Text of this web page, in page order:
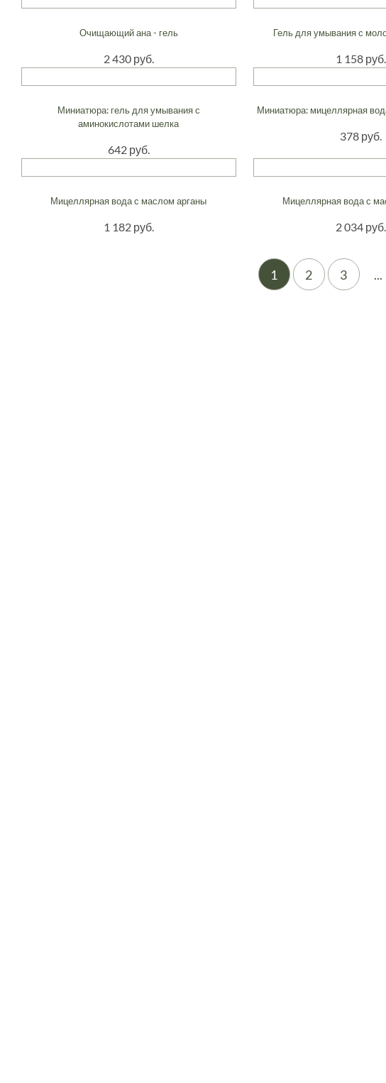
Очищающий ана - гель
2 430 руб.
Гель для умывания с
1 158 руб.
Миниатюра: гель для умывания с
аминокислотами шелка
642 руб.
Миниатюра: мицеллярная
378 руб.
Мицеллярная вода с маслом арганы
1 182 руб.
Мицеллярная вода с
2 034 руб.
1 2 3 ...